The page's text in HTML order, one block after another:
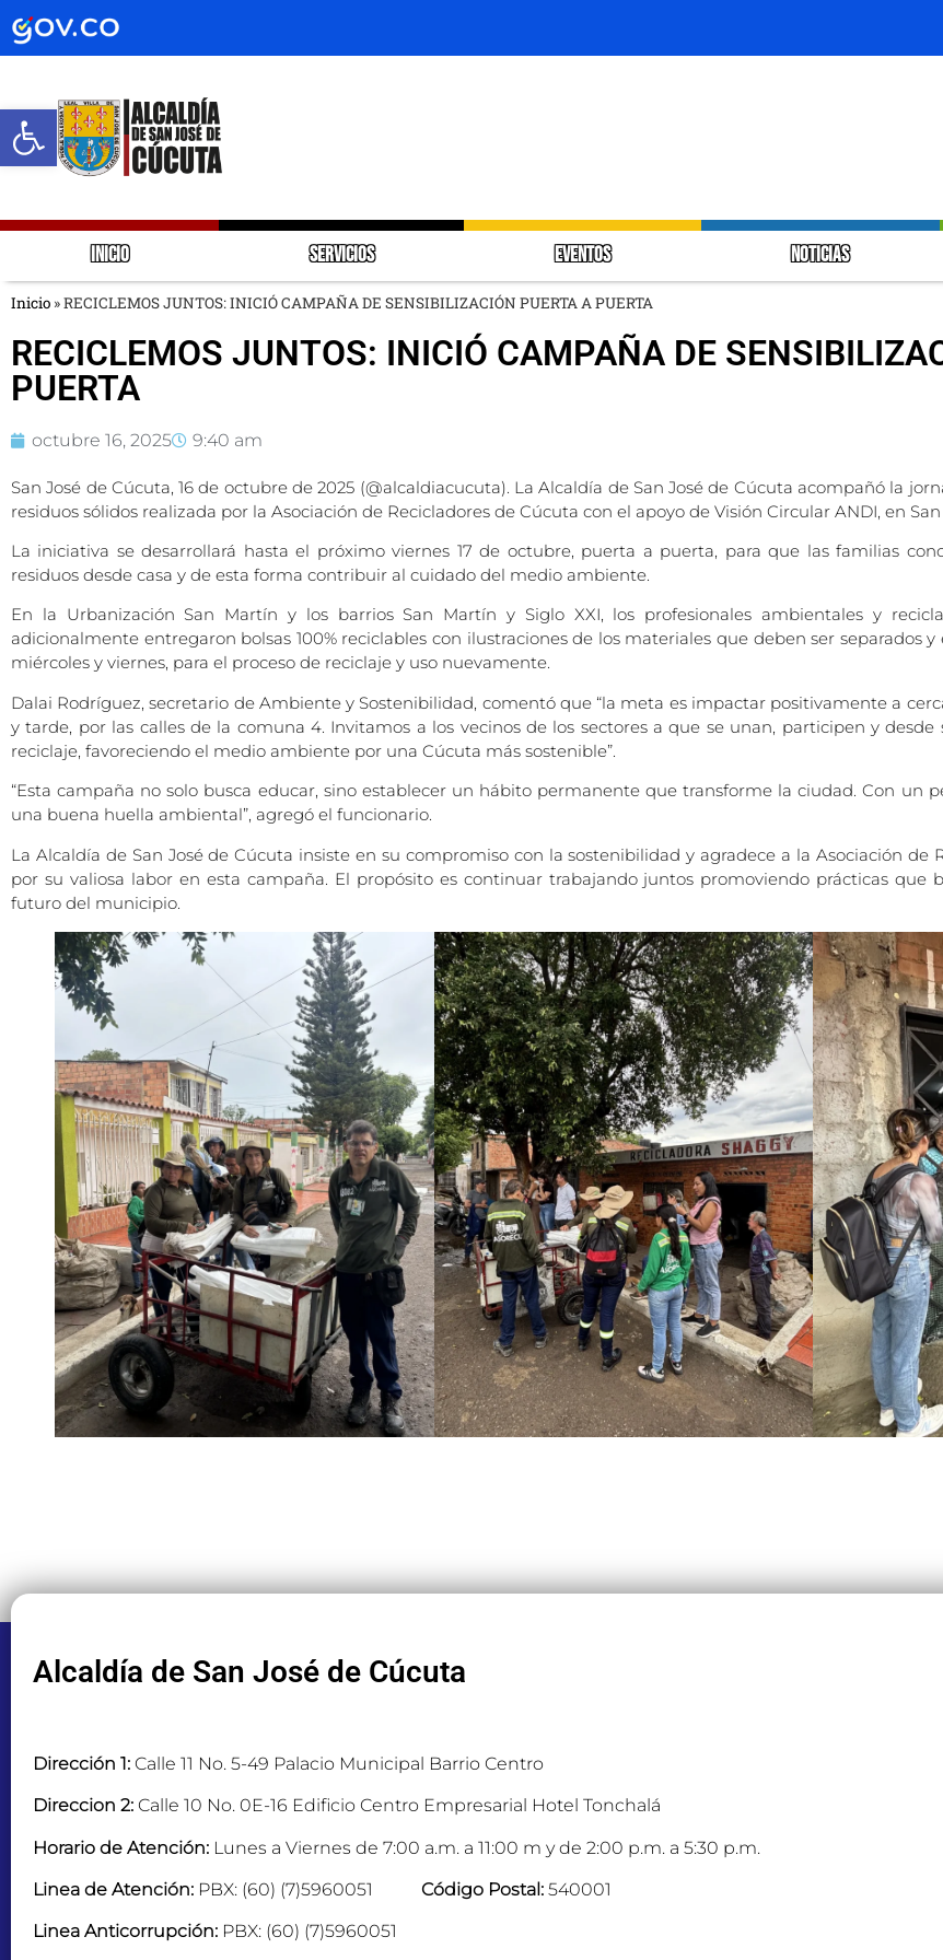
Abrir barra de herramientas
INICIO SERVICIOS EVENTOS NOTICIAS
Inicio »RECICLEMOS JUNTOS: INICIÓ CAMPAÑA DE SENSIBILIZACIÓN PUERTA A PUERTA
RECICLEMOS JUNTOS: INICIÓ CAMPAÑA DE
PUERTA
octubre 16, 2025 9:40 am
San José de Cúcuta, 16 de octubre de 2025 (@alcaldiacucuta). La Alcaldía de San José de Cúcuta acompañó la
residuos sólidos realizada por la Asociación de Recicladores de Cúcuta con el apoyo de Visión Circular ANDI, en
La iniciativa se desarrollará hasta el próximo viernes 17 de octubre, puerta a puerta, para que las familias
residuos desde casa y de esta forma contribuir al cuidado del medio ambiente.
En la Urbanización San Martín y los barrios San Martín y Siglo XXI, los profesionales ambientales y
adicionalmente entregaron bolsas 100% reciclables con ilustraciones de los materiales que deben ser separados
miércoles y viernes, para el proceso de reciclaje y uso nuevamente.
Dalai Rodríguez, secretario de Ambiente y Sostenibilidad, comentó que “la meta es impactar positivamente a
y tarde, por las calles de la comuna 4. Invitamos a los vecinos de los sectores a que se unan, participen y
reciclaje, favoreciendo el medio ambiente por una Cúcuta más sostenible”.
“Esta campaña no solo busca educar, sino establecer un hábito permanente que transforme la ciudad. Con un
una buena huella ambiental”, agregó el funcionario.
La Alcaldía de San José de Cúcuta insiste en su compromiso con la sostenibilidad y agradece a la Asociación de
por su valiosa labor en esta campaña. El propósito es continuar trabajando juntos promoviendo prácticas que
futuro del municipio.
Alcaldía de San José de Cúcuta
Dirección 1: Calle 11 No. 5-49 Palacio Municipal Barrio Centro
Direccion 2: Calle 10 No. 0E-16 Edificio Centro Empresarial Hotel Tonchalá
Horario de Atención: Lunes a Viernes de 7:00 a.m. a 11:00 m y de 2:00 p.m. a 5:30 p.m.
Linea de Atención: PBX: (60) (7)5960051 Código Postal: 540001
Linea Anticorrupción: PBX: (60) (7)5960051